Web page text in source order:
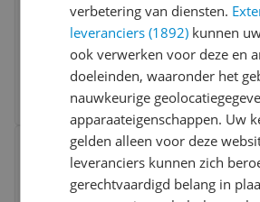
Opslagcapaciteit:
RAM:6 gb
Schermdiagonaal:
10 tot
v.a. € 209,00
-3%
3 prijzen
Ga naar
Vergelijken
Bekijk product
verbetering van diensten.
leveranciers (1892) kunnen
ook verwerken voor deze en
doeleinden, waaronder het
nauwkeurige
apparaateigenschappen. Uw
gelden alleen voor deze
leveranciers kunnen zich
gerechtvaardigd belang in